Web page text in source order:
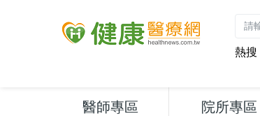
熱搜
醫師專區 院所專區